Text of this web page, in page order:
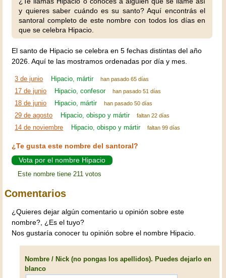
y quieres saber cuándo es su santo? Aquí encontrás el
santoral completo de este nombre con todos los días en
que se celebra Hipacio.
El santo de Hipacio se celebra en 5 fechas distintas del año
2026. Aquí te las mostramos ordenadas por día y mes.
3 de junio Hipacio, mártir han pasado 65 días
17 de junio Hipacio, confesor han pasado 51 días
18 de junio Hipacio, mártir han pasado 50 días
29 de agosto Hipacio, obispo y mártir faltan 22 días
14 de noviembre Hipacio, obispo y mártir faltan 99 días
¿Te gusta este nombre del santoral?
Vota por el nombre Hipacio
Este nombre tiene 211 votos
Comentarios
¿Quieres dejar algún comentario u opinión sobre este
nombre?, ¿Es el tuyo?
Nos gustaría conocer tu opinión sobre el nombre Hipacio.
Nombre / Nick (no pongas los apellidos). Puedes dejarlo en
blanco